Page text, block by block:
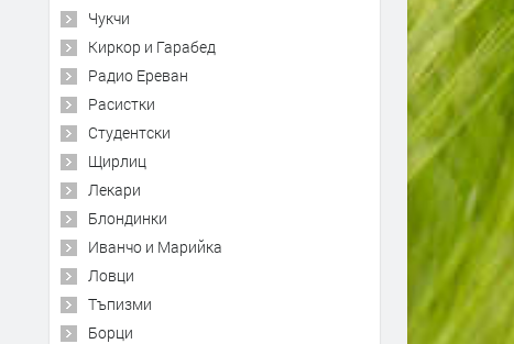
Чукчи
Киркор и Гарабед
Радио Ереван
Расистки
Студентски
Щирлиц
Лекари
Блондинки
Иванчо и Марийка
Ловци
Тъпизми
Борци